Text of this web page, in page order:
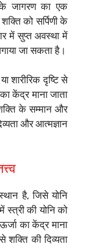
जागरण का एक
को सर्पिणी के
में सुप्त अवस्था में
जा सकता है।
शारीरिक दृष्टि से
केंद्र माना जाता
के सम्मान और
और आत्मज्ञान
है, जिसे योनि
की योनि को
का केंद्र माना
की दिव्यता